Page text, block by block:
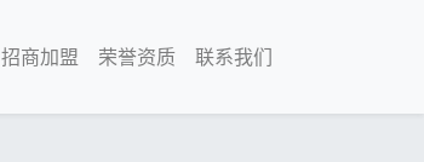
招商加盟 荣誉资质 联系我们